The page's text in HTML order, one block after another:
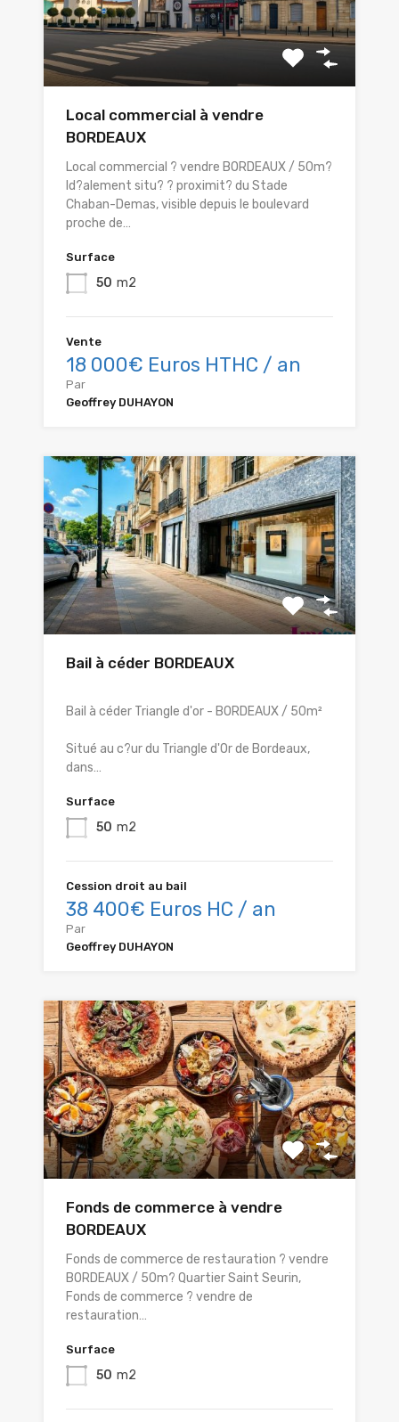
Local commercial à vendre
BORDEAUX
Local commercial ? vendre BORDEAUX / 50m?
Id?alement situ? ? proximit? du Stade
Chaban-Demas, visible depuis le boulevard
proche de…
Surface
50 m2
Vente
18 000€ Euros HTHC / an
Par
Geoffrey DUHAYON
Bail à céder BORDEAUX
Bail à céder Triangle d'or - BORDEAUX / 50m²
Situé au c?ur du Triangle d'Or de Bordeaux,
dans…
Surface
50 m2
Cession droit au bail
38 400€ Euros HC / an
Par
Geoffrey DUHAYON
Fonds de commerce à vendre
BORDEAUX
Fonds de commerce de restauration ? vendre
BORDEAUX / 50m? Quartier Saint Seurin,
Fonds de commerce ? vendre de
restauration…
Surface
50 m2